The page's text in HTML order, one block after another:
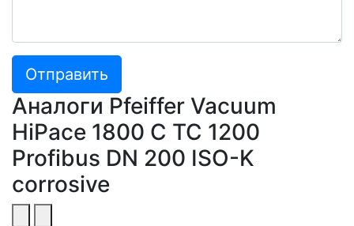
Отправить
Аналоги Pfeiffer Vacuum
HiPace 1800 C TC 1200
Profibus DN 200 ISO-K
corrosive